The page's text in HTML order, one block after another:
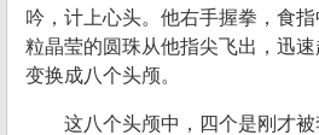
吟，计上心头。他右手握拳，食
粒晶莹的圆珠从他指尖飞出，迅
变换成八个头颅。
这八个头颅中，四个是刚才